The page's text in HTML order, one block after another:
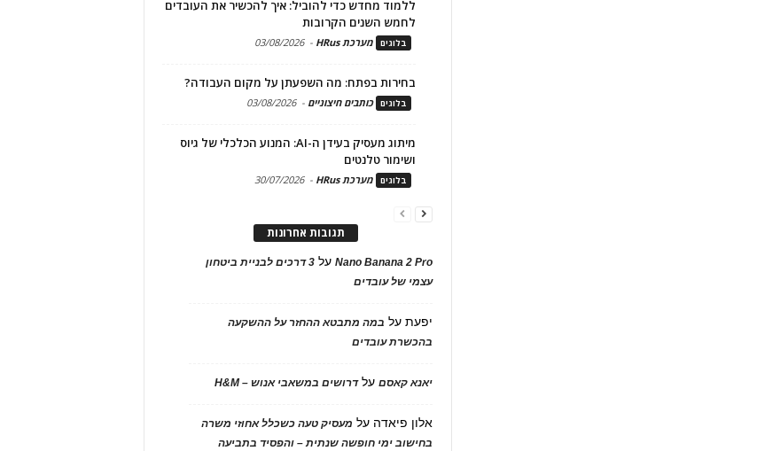
ללמוד מחדש כדי להוביל: איך להכשיר את העובדים
לחמש השנים הקרובות
בלוגים מערכת HRus -
03/08/2026
בחירות בפתח: מה השפעתן על מקום העבודה?
בלוגים כותבים חיצוניים -
03/08/2026
מיתוג מעסיק בעידן ה-AI: המנוע הכלכלי של גיוס
ושימור טלנטים
בלוגים מערכת HRus -
30/07/2026
תגובות אחרונות
Nano Banana 2 Proעל
3 דרכים לבניית ביטחון
עצמי של עובדים
יפעתעל במה מתבטא ההחזר על ההשקעה
בהכשרת עובדים
יאנא קאסםעלדרושים במשאבי אנוש – H&M
אלון פיאדה על מעסיק טעה כשכלל אחוזי משרה
בחישוב ימי חופשה שנתית – והפסיד בתביעה